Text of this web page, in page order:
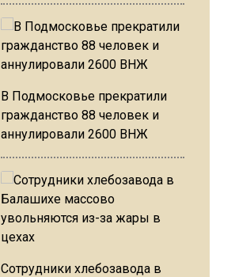
В Подмосковье прекратили
гражданство 88 человек и
аннулировали 2600 ВНЖ
Сотрудники хлебозавода в